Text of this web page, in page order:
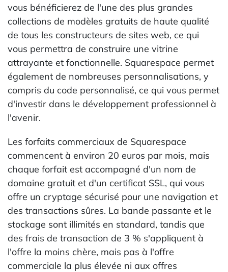
vous bénéficierez de l'une des plus grandes
collections de modèles gratuits de haute qualité
de tous les constructeurs de sites web, ce qui
vous permettra de construire une vitrine
attrayante et fonctionnelle. Squarespace permet
également de nombreuses personnalisations, y
compris du code personnalisé, ce qui vous permet
d'investir dans le développement professionnel à
l'avenir.
Les forfaits commerciaux de Squarespace
commencent à environ 20 euros par mois, mais
chaque forfait est accompagné d'un nom de
domaine gratuit et d'un certificat SSL, qui vous
offre un cryptage sécurisé pour une navigation et
des transactions sûres. La bande passante et le
stockage sont illimités en standard, tandis que
des frais de transaction de 3 % s'appliquent à
l'offre la moins chère, mais pas à l'offre
commerciale la plus élevée ni aux offres